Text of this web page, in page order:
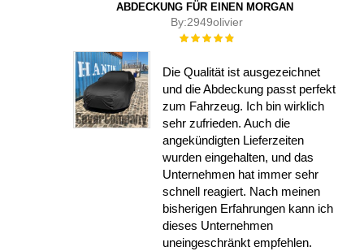
ABDECKUNG FÜR EINEN MORGAN
By:2949olivier
Rating:
Die Qualität ist ausgezeichnet
und die Abdeckung passt perfekt
zum Fahrzeug. Ich bin wirklich
sehr zufrieden. Auch die
angekündigten Lieferzeiten
wurden eingehalten, und das
Unternehmen hat immer sehr
schnell reagiert. Nach meinen
bisherigen Erfahrungen kann ich
dieses Unternehmen
uneingeschränkt empfehlen.